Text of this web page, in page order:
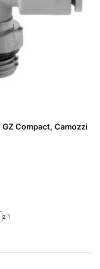
Compact, Camozzi
z 1